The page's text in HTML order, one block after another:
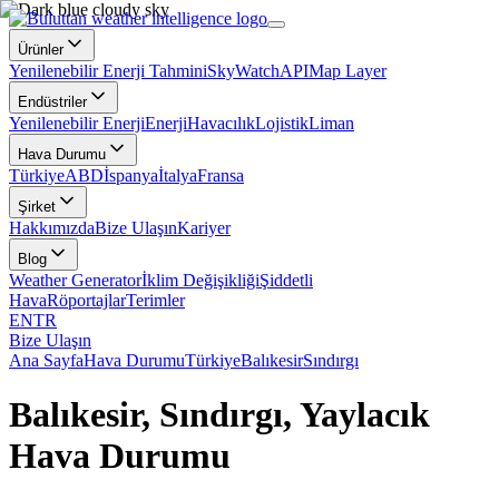
Ürünler
Yenilenebilir Enerji TahminiSkyWatchAPIMap Layer
Endüstriler
Yenilenebilir EnerjiEnerjiHavacılıkLojistikLiman
Hava Durumu
TürkiyeABDİspanyaİtalyaFransa
Şirket
HakkımızdaBize UlaşınKariyer
Blog
Weather Generatorİklim DeğişikliğiŞiddetli
HavaRöportajlarTerimler
ENTR
Bize Ulaşın
Ana SayfaHava DurumuTürkiyeBalıkesirSındırgı
Balıkesir, Sındırgı, Yaylacık
Hava Durumu